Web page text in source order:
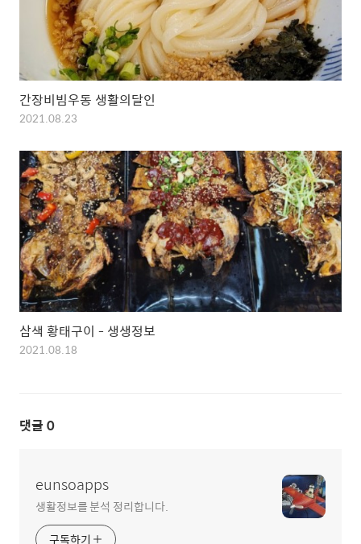
간장비빔우동 생활의달인
2021.08.23
삼색 황태구이 - 생생정보
2021.08.18
댓글 0
eunsoapps
생활정보를 분석 정리합니다.
구독하기